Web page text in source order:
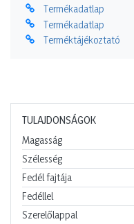
Termékadatlap
Termékadatlap
Terméktájékoztató
TULAJDONSÁGOK
Magasság
Szélesség
Fedél fajtája
Fedéllel
Szerelőlappal